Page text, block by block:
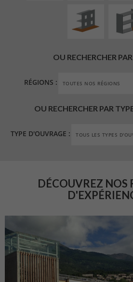
OU RECHERCHER
RÉGIONS :
OU RECHERCHER PAR
TYPE D'OUVRAGE :
DÉCOUVREZ NOS